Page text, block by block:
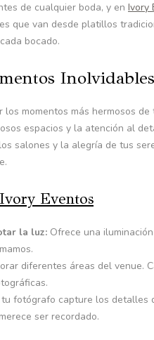
de cualquier boda, y en Ivory
que van desde platillos
bocado.
Inolvidables
los momentos más hermosos de
espacios y la atención al
salones y la alegría de tus
Ivory Eventos
la luz: Ofrece una
diferentes áreas del venue.
fotógrafo capture los detalles
ser recordado.